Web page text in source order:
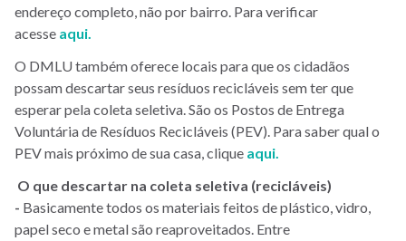
endereço completo, não por bairro. Para verificar
acesse aqui.
O DMLU também oferece locais para que os cidadãos
possam descartar seus resíduos recicláveis sem ter que
esperar pela coleta seletiva. São os Postos de Entrega
Voluntária de Resíduos Recicláveis (PEV). Para saber qual o
PEV mais próximo de sua casa, clique aqui.
O que descartar na coleta seletiva (recicláveis)
- Basicamente todos os materiais feitos de plástico, vidro,
papel seco e metal são reaproveitados. Entre